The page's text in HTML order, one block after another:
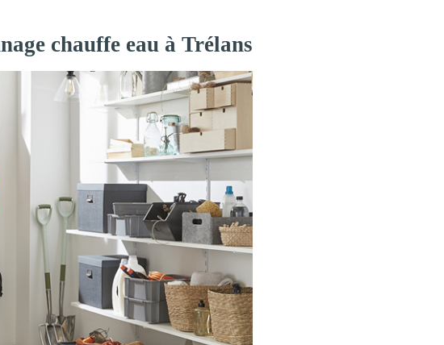
chauffe eau à Trélans